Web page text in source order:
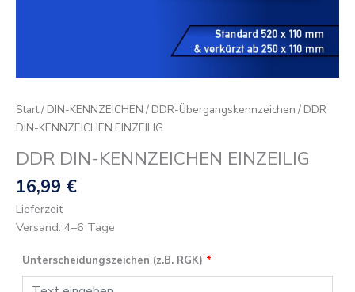
Start/ DIN-KENNZEICHEN / DDR-Übergangskennzeichen / DDR
DIN-KENNZEICHEN EINZEILIG
DDR DIN-KENNZEICHEN EINZEILIG
16,99 €
Lieferzeit
Versand: 4–6 Tage
Unterscheidungszeichen (z.B. RGK) *